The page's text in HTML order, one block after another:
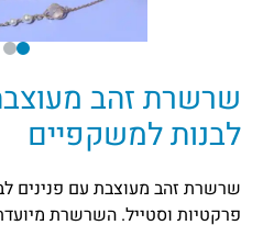
שרשרת זהב
לבנות למשקפיים
שרשרת זהב מעוצבת עם פנינים
פרקטיות וסטייל. השרשרת